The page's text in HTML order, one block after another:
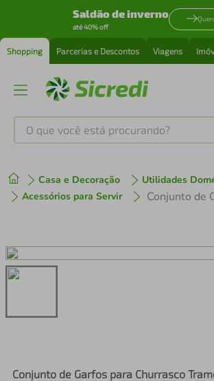
Saldão de inverno
até 40% off
Shopping Parcerias e Descontos Viagens
O que você está procurando?
Casa e Decoração
Utilidades
Acessórios para Servir
Conjunto de Garfos para Churrasco
1º tenis
3º